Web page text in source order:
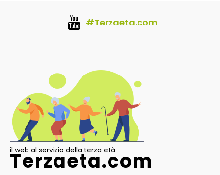
#Terzaeta.com
il web al servizio della terza età
Terzaeta.com